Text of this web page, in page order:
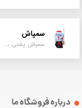
سمپاش
سمپاش پشتی ، زمبه ای ، فرغونی ، دستی ، موتوری
درباره فروشگاه ما